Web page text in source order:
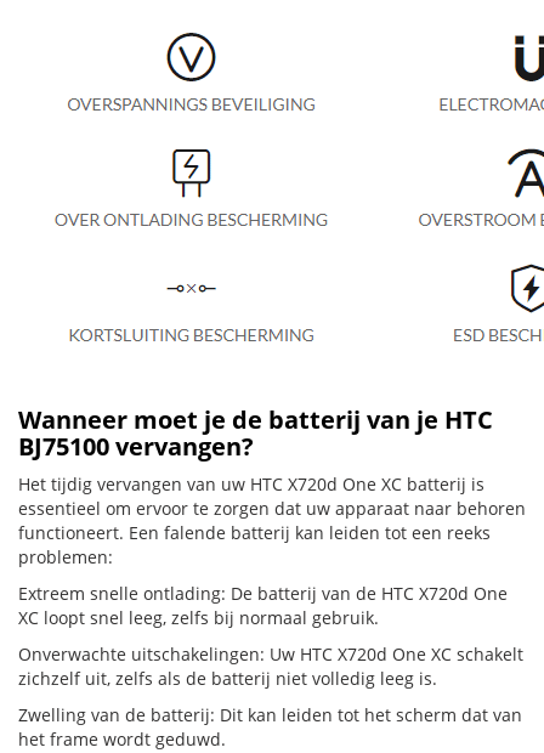
Wanneer moet je de batterij van je HTC
BJ75100 vervangen?
Het tijdig vervangen van uw HTC X720d One XC batterij is
essentieel om ervoor te zorgen dat uw apparaat naar behoren
functioneert. Een falende batterij kan leiden tot een reeks
problemen:
Extreem snelle ontlading: De batterij van de HTC X720d One
XC loopt snel leeg, zelfs bij normaal gebruik.
Onverwachte uitschakelingen: Uw HTC X720d One XC schakelt
zichzelf uit, zelfs als de batterij niet volledig leeg is.
Zwelling van de batterij: Dit kan leiden tot het scherm dat van
het frame wordt geduwd.